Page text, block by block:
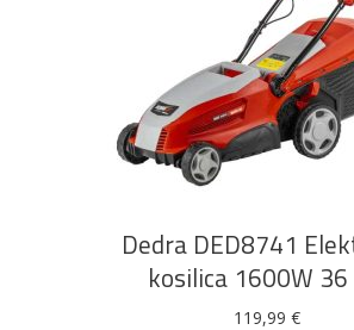
DODAJ U KOŠARICU
Dedra DED8741
kosilica 1600W 36
119,99 €